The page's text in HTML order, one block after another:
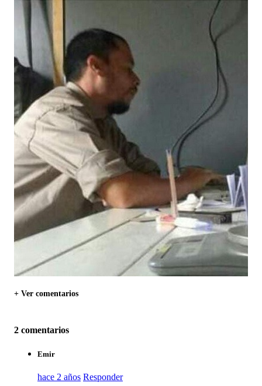
+ Ver comentarios
2 comentarios
Emir
hace 2 años Responder